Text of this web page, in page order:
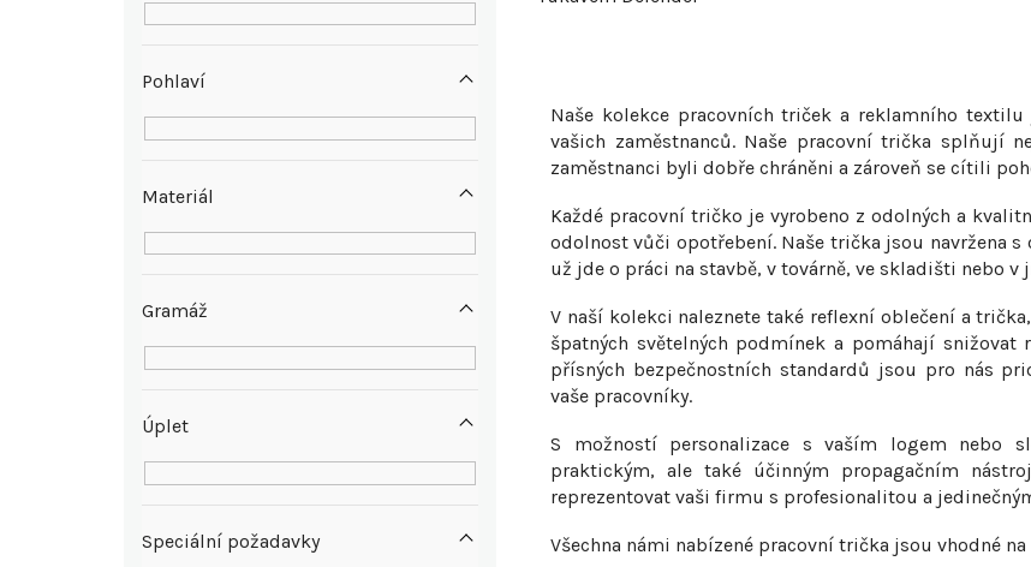
p
a
n
Pohlaví
Materiál
Gramáž
Úplet
Speciální požadavky
v
l
á
d
a
c
í
p
r
k
y
v
ý
Naše kolekce pracovních triček a reklamního
vašich zaměstnanců. Naše pracovní trička splňují
zaměstnanci byli dobře chráněni a zároveň se cítili
Každé pracovní tričko je vyrobeno z odolných a
odolnost vůči opotřebení. Naše trička jsou navržena
už jde o práci na stavbě, v továrně, ve skladišti nebo v
V naší kolekci naleznete také reflexní oblečení a
špatných světelných podmínek a pomáhají
přísných bezpečnostních standardů jsou pro nás
vaše pracovníky.
S možností personalizace s vaším logem nebo
praktickým, ale také účinným propagačním
reprezentovat vaši firmu s profesionalitou a
Všechna námi nabízené pracovní trička jsou vhodné